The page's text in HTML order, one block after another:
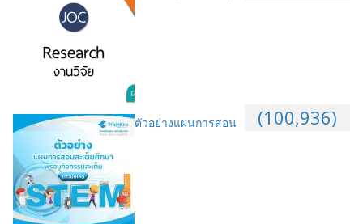
(100,936)
ตัวอย่างแผนการสอน